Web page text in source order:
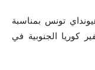
تونس بمناسبة
كوريا الجنوبية في